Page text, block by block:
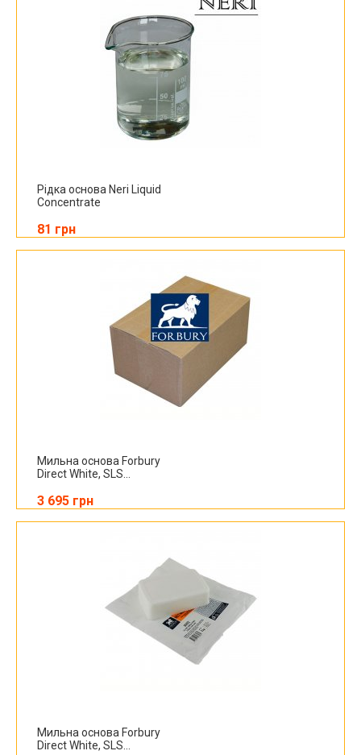
Рідка основа Neri Liquid
Concentrate
81 грн
Мильна основа Forbury
Direct White, SLS...
3 695 грн
Мильна основа Forbury
Direct White, SLS...